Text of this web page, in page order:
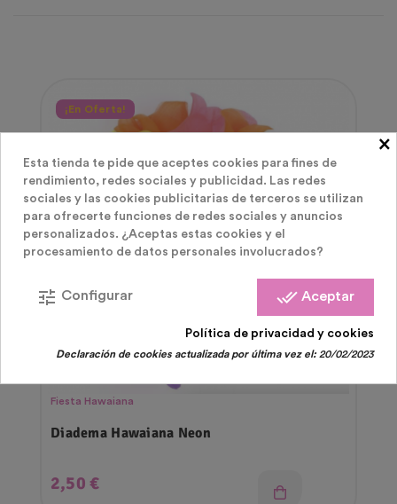
¡En Oferta!
Fiesta Hawaiana
Diadema Hawaiana Neon
Precio
2,50 €
×
Esta tienda te pide que aceptes cookies para fines de
rendimiento, redes sociales y publicidad. Las redes
sociales y las cookies publicitarias de terceros se utilizan
para ofrecerte funciones de redes sociales y anuncios
personalizados. ¿Aceptas estas cookies y el
procesamiento de datos personales involucrados?
done_all Aceptar
tune Configurar
Política de privacidad y cookies
Declaración de cookies actualizada por última vez el:20/02/2023